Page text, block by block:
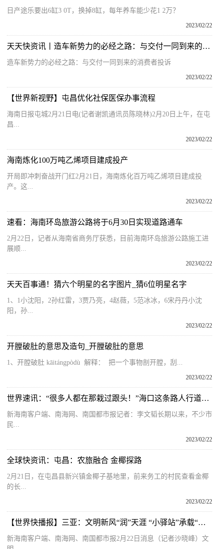
日产途乐要出6缸3 0T，换掉8缸，每年养车能少花1 2万？
2023/02/22
天天快资讯丨造车新势力的必经之路：与交付一同到来的消费者投诉
造车新势力的必经之路：与交付一同到来的消费者投诉
2023/02/22
【世界新视野】屯昌优化社保医保办事流程
海南日报屯城2月21日电(记者谢凯通讯员陈晓林)2月20日上午，在屯
昌...
2023/02/22
海南炼化100万吨乙烯项目建成投产
开局即冲刺奋战开门红2月21日，海南炼化百万吨乙烯项目建成投
产。这...
2023/02/22
速看：海南环岛旅游公路将于6月30日实现道路通车
2月22日，记者从海南省商务厅获悉，目前海南环岛旅游公路施工进
展顺...
2023/02/22
天天百事通！猜六个明星的名字图片_猜6位明星名字
1、1小沈阳，2孙红雷，3贾乃亮，4赵薇，5范冰冰，6宋丹丹小沈
阳，孙...
2023/02/22
开膛破肚的意思及造句_开膛破肚的意思
1、开膛破肚 kāitángpòdù 解释： 把一个事物剖开膛，刮...
2023/02/22
世界速讯：“很多人都在那栽过跟头！”海口这条路人行道被吐槽 部门回应来了
新海南客户端、南海网、南国都市报记者：李文韬长期以来，不少市
民...
2023/02/22
全球快资讯：屯昌：农旅融合 金椰探路
2月21日，在屯昌县新兴镇金椰子基地里，前来务工的村民查看金椰
的长...
2023/02/22
【世界快播报】三亚：文明新风“润”天涯 “小驿站”承载“大幸福”
新海南客户端、南海网、南国都市报2月22日消息（记者沙晓峰）文